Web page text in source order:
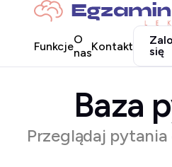
FunkcjeO
nasKontakt
się
Baza
Przeglądaj